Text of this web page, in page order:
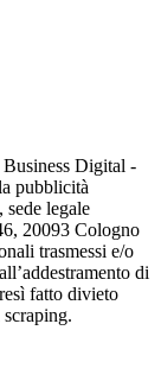
Digital -
pubblicità
legale
20093 Cologno
trasmessi e/o
di
fatto divieto